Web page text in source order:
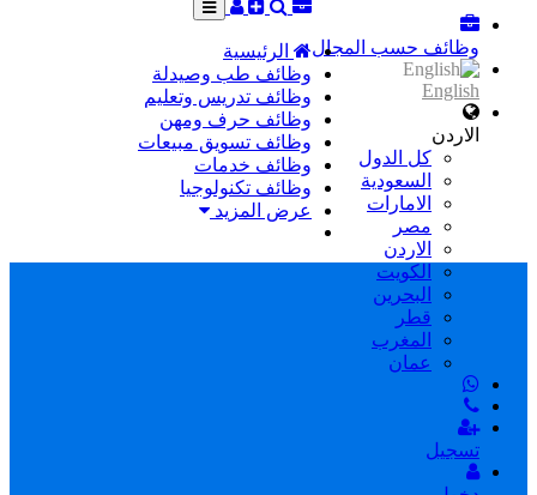
وظائف حسب المجال
English
الاردن
كل الدول
السعودية
الامارات
مصر
الاردن
الكويت
البحرين
قطر
المغرب
عمان
تسجيل
الرئيسية
وظائف طب وصيدلة
وظائف تدريس وتعليم
وظائف حرف ومهن
وظائف تسويق مبيعات
وظائف خدمات
وظائف تكنولوجيا
عرض المزيد